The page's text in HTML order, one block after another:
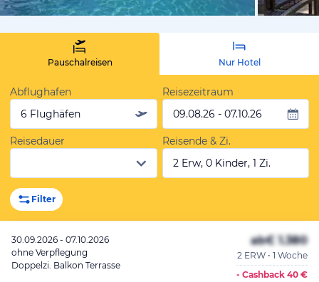
Pauschalreisen Nur Hotel
Abflughafen
6 Flughäfen
Reisezeitraum
09.08.26 - 07.10.26
Reisedauer
Reisende & Zi.
2 Erw, 0 Kinder, 1 Zi.
Filter
30.09.2026 - 07.10.2026
ohne Verpflegung
Doppelzi. Balkon Terrasse
ab€ 1.380
2 ERW • 1 Woche
- Cashback 40 €